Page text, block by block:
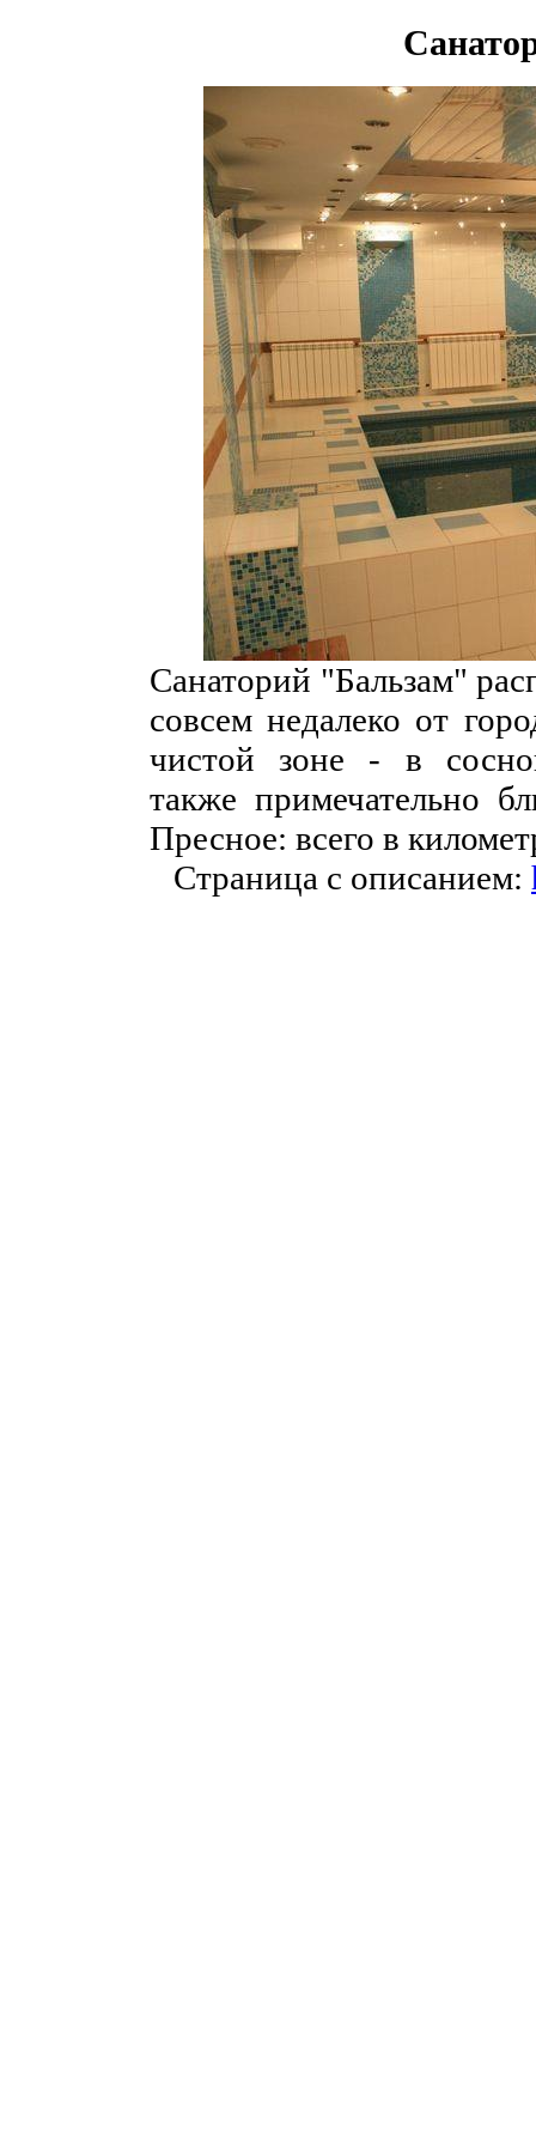
Санаторий "Бальзам"
совсем недалеко от
чистой зоне - в
также примечательно
Пресное: всего в
Страница с описанием: